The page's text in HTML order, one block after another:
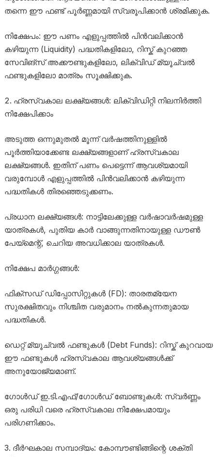
തന്നെ ഈ ഫണ്ട് പൂർണ്ണമായി സ്വരൂപിക്കാൻ ശ്രമിക്കുക.
നിക്ഷേപം: ഈ പണം എളുപ്പത്തിൽ പിൻവലിക്കാൻ
കഴിയുന്ന (Liquidity) പദ്ധതികളിലോ, റിസ്ക് കുറഞ്ഞ
സേവിങ്സ് അക്കൗണ്ടുകളിലോ, ലിക്വിഡ് മ്യൂച്വൽ
ഫണ്ടുകളിലോ മാത്രം സൂക്ഷിക്കുക.
ഹ്രസ്വകാല ലക്ഷ്യങ്ങൾ: ലിക്വിഡിറ്റി നിലനിർത്തി
നിക്ഷേപിക്കാം
അടുത്ത ഒന്നുമുതൽ മൂന്ന് വർഷത്തിനുള്ളിൽ
പൂർത്തിയാക്കേണ്ട ലക്ഷ്യങ്ങളാണ് ഹ്രസ്വകാല
ലക്ഷ്യങ്ങൾ. ഇതിന് പണം പെട്ടെന്ന് ആവശ്യമായി
വരുമ്പോൾ എളുപ്പത്തിൽ പിൻവലിക്കാൻ കഴിയുന്ന
പദ്ധതികൾ തിരഞ്ഞെടുക്കണം.
പ്രധാന ലക്ഷ്യങ്ങൾ: നാട്ടിലേക്കുള്ള വർഷാവർഷമുള്ള
യാത്രകൾ, പുതിയ കാർ വാങ്ങുന്നതിനായുള്ള ഡൗൺ
പേയ്മെന്റ്, ചെറിയ അവധിക്കാല യാത്രകൾ.
നിക്ഷേപ മാർഗ്ഗങ്ങൾ:
ഫിക്സഡ് ഡിപ്പോസിറ്റുകൾ (FD): താരതമ്യേന
സുരക്ഷിതവും നിശ്ചിത വരുമാനം നൽകുന്നതുമായ
പദ്ധതികൾ.
ഡെറ്റ് മ്യൂച്വൽ ഫണ്ടുകൾ (Debt Funds): റിസ്ക് കുറവായ
ഈ ഫണ്ടുകൾ ഹ്രസ്വകാല ആവശ്യങ്ങൾക്ക്
അനുയോജ്യമാണ്.
ഗോൾഡ് ഇ.ടി.എഫ്/ഗോൾഡ് ബോണ്ടുകൾ: സ്വർണ്ണം
ഒരു പരിധി വരെ ഹ്രസ്വകാല നിക്ഷേപമായും
പരിഗണിക്കാം.
ദീർഘകാല സമ്പാദ്യം: കോമ്പൗണ്ടിങ്ങിന്റെ ശക്തി